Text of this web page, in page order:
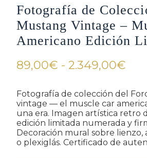
Fotografía de
Mustang Vintage –
Americano Edición
89,00€ - 2.349,00€
Fotografía de colección del
vintage — el muscle car
una era. Imagen artística retro
edición limitada numerada y
Decoración mural sobre lienzo,
o plexiglás. Certificado de